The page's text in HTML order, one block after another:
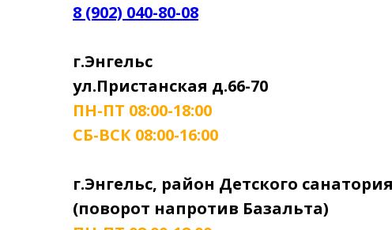
8 (902) 040-80-08
г.Энгельс
ул.Пристанская д.66-70
ПН-ПТ 08:00-18:00
СБ-ВСК 08:00-16:00
г.Энгельс, район Детского санатория
(поворот напротив Базальта)